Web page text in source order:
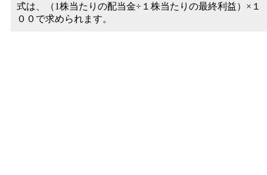
式は、（1株当たりの配当金÷１株当たりの最終利益）×１
００で求められます。